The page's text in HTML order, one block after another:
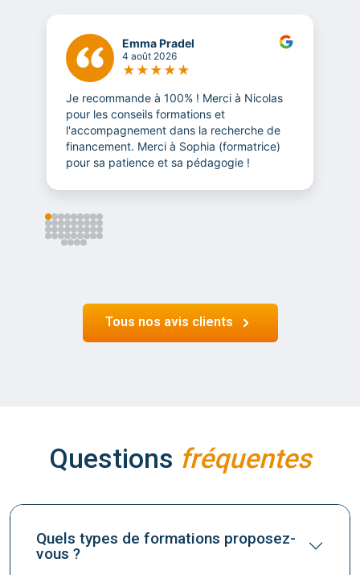
Emma Pradel
4 août 2026
★ ★ ★ ★ ★
Je recommande à 100% ! Merci à Nicolas
pour les conseils formations et
l'accompagnement dans la recherche de
financement. Merci à Sophia (formatrice)
pour sa patience et sa pédagogie !
Tous nos avis clients
Questions fréquentes
Quels types de formations proposez-
vous ?